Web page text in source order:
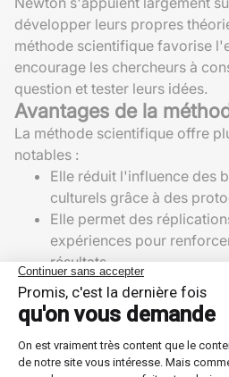
développer leurs propres
méthode scientifique favorise
encourage les chercheurs à
question et tester leurs idées.
Avantages de la
La méthode scientifique offre
notables :
Elle réduit l'influence des
culturels grâce à des
Elle permet des
expériences pour
résultats.
Elle fournit une base
décisions éclairées, tant
scientifique que dans les
Elle stimule l'innovation
solutions vérifiables avant